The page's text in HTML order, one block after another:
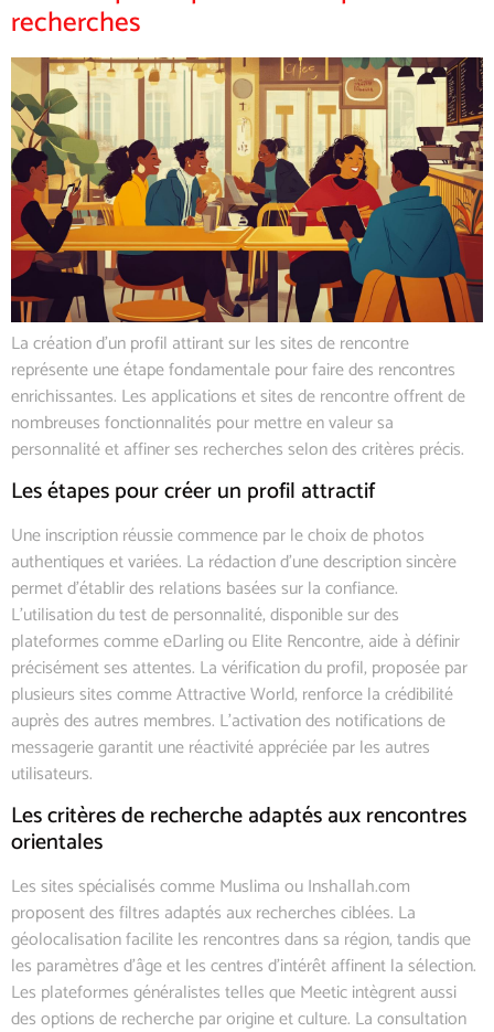
recherches
La création d’un profil attirant sur les sites de rencontre
représente une étape fondamentale pour faire des rencontres
enrichissantes. Les applications et sites de rencontre offrent de
nombreuses fonctionnalités pour mettre en valeur sa
personnalité et affiner ses recherches selon des critères précis.
Les étapes pour créer un profil attractif
Une inscription réussie commence par le choix de photos
authentiques et variées. La rédaction d’une description sincère
permet d’établir des relations basées sur la confiance.
L’utilisation du test de personnalité, disponible sur des
plateformes comme eDarling ou Elite Rencontre, aide à définir
précisément ses attentes. La vérification du profil, proposée par
plusieurs sites comme Attractive World, renforce la crédibilité
auprès des autres membres. L’activation des notifications de
messagerie garantit une réactivité appréciée par les autres
utilisateurs.
Les critères de recherche adaptés aux rencontres
orientales
Les sites spécialisés comme Muslima ou Inshallah.com
proposent des filtres adaptés aux recherches ciblées. La
géolocalisation facilite les rencontres dans sa région, tandis que
les paramètres d’âge et les centres d’intérêt affinent la sélection.
Les plateformes généralistes telles que Meetic intègrent aussi
des options de recherche par origine et culture. La consultation